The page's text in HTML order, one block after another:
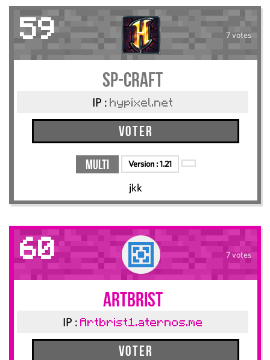
59 7 votes
SP-CRAFT
IP : hypixel.net
Voter
Multi Version :1.21
jkk
60 7 votes
Artbrist
IP : Artbrist1.aternos.me
Voter